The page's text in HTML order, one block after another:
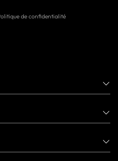
de confidentialité